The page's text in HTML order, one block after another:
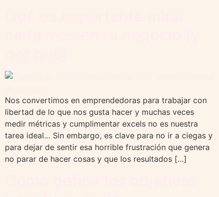
Nos convertimos en emprendedoras para trabajar con
libertad de lo que nos gusta hacer y muchas veces
medir métricas y cumplimentar excels no es nuestra
tarea ideal… Sin embargo, es clave para no ir a ciegas y
para dejar de sentir esa horrible frustración que genera
no parar de hacer cosas y que los resultados […]